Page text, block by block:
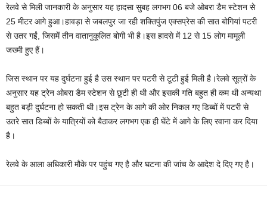
रेलवे से मिली जानकारी के अनुसार यह हादसा सुबह लगभग 06 बजे ओबरा डैम स्टेशन से
25 मीटर आगे हुआ।हावड़ा से जबलपुर जा रही शक्तिपुंज एक्सप्रेस की सात बोगियां पटरी
से उतर गईं, जिसमें तीन वातानुकूलित बोगी भी है।इस हादसे में 12 से 15 लोग मामूली
जख्मी हुए हैं।
जिस स्थान पर यह दुर्घटना हुई है उस स्थान पर पटरी से टूटी हुई मिली है।रेलवे सूत्रों के
अनुसार यह ट्रेन ओबरा डैम स्टेशन से छूटी ही थी और इसकी गति बहुत ही कम थी अन्यथा
बहुत बड़ी दुर्घटना हो सकती थी।इस ट्रेन के आगे की ओर निकल गए डिब्बों में पटरी से
उतरे सात डिब्बों के यात्रियों को बैठाकर लगभग एक ही घेंटे में आगे के लिए रवाना कर दिया
है।
रेलवे के आला अधिकारी मौके पर पहुंच गए है और घटना की जांच के आदेश दे दिए गए है।